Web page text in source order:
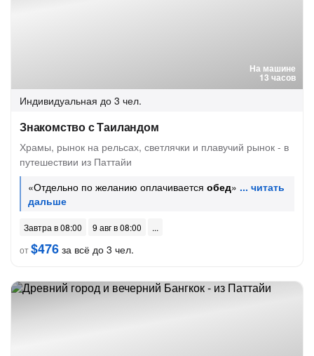
На машине
13 часов
Индивидуальная до 3 чел.
Знакомство с Таиландом
Храмы, рынок на рельсах, светлячки и плавучий рынок - в
путешествии из Паттайи
«Отдельно по желанию оплачивается обед»
Завтра в 08:00
9 авг в 08:00
от$476 за всё до 3 чел.